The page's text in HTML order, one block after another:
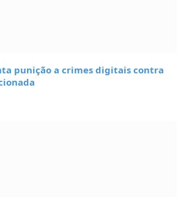
punição a crimes digitais contra